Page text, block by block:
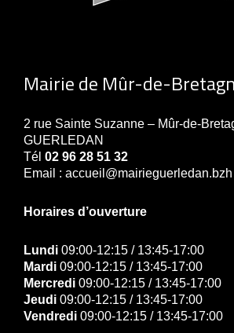
Mairie de Mûr-de-
2 rue Sainte Suzanne – Mûr-de-
GUERLEDAN
Tél 02 96 28 51 32
Email : accueil@mairieguerledan.bzh
Horaires d’ouverture
Lundi 09:00-12:15 / 13:45-17:00
Mardi 09:00-12:15 / 13:45-17:00
Mercredi 09:00-12:15 / 13:45-17:00
Jeudi 09:00-12:15 / 13:45-17:00
Vendredi 09:00-12:15 / 13:45-17:00